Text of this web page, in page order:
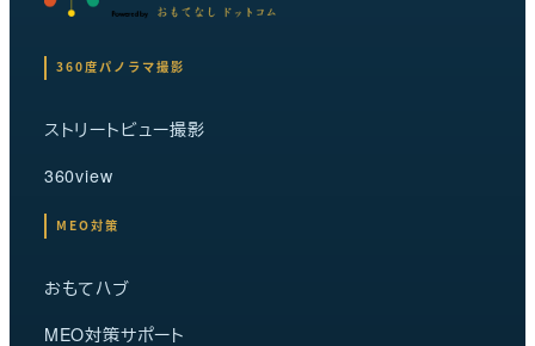
360度パノラマ撮影
ストリートビュー撮影
360view
MEO対策
おもてハブ
MEO対策サポート